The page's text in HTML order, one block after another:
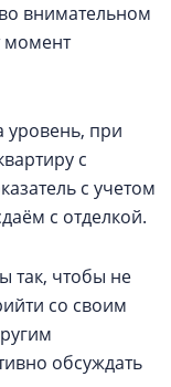
внимательном
момент
уровень, при
с
с учетом
с отделкой.
так, чтобы не
со своим
обсуждать